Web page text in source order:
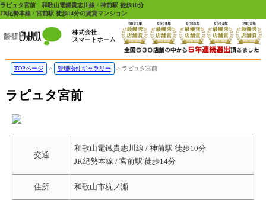
ラピュタ宮前 和歌山電鐵貴志川線 / 神前駅 徒歩10分
JR紀勢本線 / 宮前駅 徒歩14分の賃貸マンション
TOPページ 管理物件ギャラリー ラピュタ宮前
ラピュタ宮前
交通
和歌山電鐵貴志川線 / 神前駅 徒歩10分
JR紀勢本線 / 宮前駅 徒歩14分
住所 和歌山市杭ノ瀬